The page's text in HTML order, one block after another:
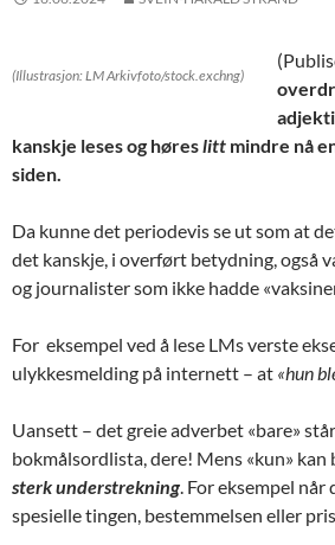
(Illustrasjon: LM Arkivfoto/stock.exchng)
kanskje leses og høreslitt mindre nå
siden.
Da kunne det periodevis se ut som at
det kanskje, i overført betydning, også
og journalister som ikke hadde
For eksempel ved å lese LMs verste
ulykkesmelding på internett – at «hun
Uansett – det greie adverbet «bare»
bokmålsordlista, dere! Mens «kun» kan
sterk understrekning. For eksempel når
spesielle tingen, bestemmelsen eller